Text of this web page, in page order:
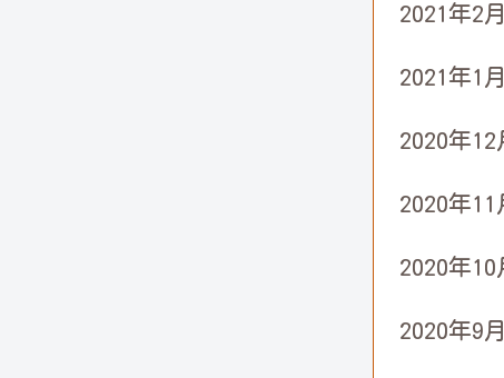
2021年2月
2021年1月
2020年12
2020年11
2020年10
2020年9月